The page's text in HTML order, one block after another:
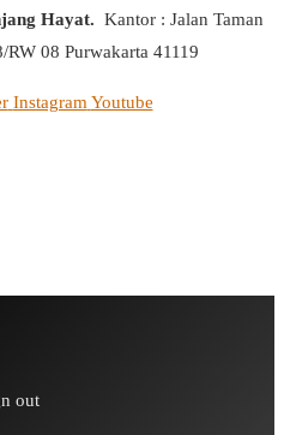
Hayat. Kantor : Jalan Taman
08 Purwakarta 41119
Instagram Youtube
out